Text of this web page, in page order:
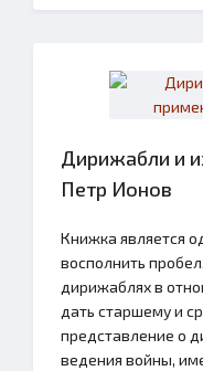
Дирижабли и
Петр Ионов
Книжка является
восполнить
дирижаблях в
дать старшему и
представление о
ведения войны,